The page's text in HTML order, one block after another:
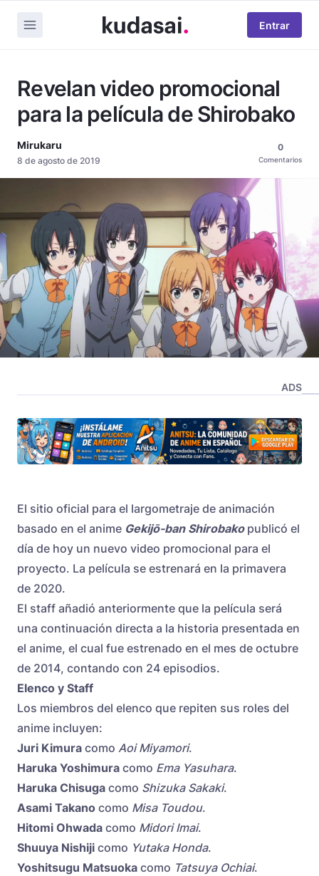
Entrar
Revelan video promocional
para la película de Shirobako
Mirukaru
8 de agosto de 2019
0
Comentarios
ADS
El sitio oficial para el largometraje de animación
basado en el anime Gekijō-ban Shirobakopublicó el
día de hoy un nuevo video promocional para el
proyecto. La película se estrenará en la primavera
de 2020.
El staff añadió anteriormente que la película será
una continuación directa a la historia presentada en
el anime, el cual fue estrenado en el mes de octubre
de 2014, contando con 24 episodios.
Elenco y Staff
Los miembros del elenco que repiten sus roles del
anime incluyen:
Juri Kimura como Aoi Miyamori.
Haruka Yoshimura como Ema Yasuhara.
Haruka Chisuga como Shizuka Sakaki.
Asami Takano como Misa Toudou.
Hitomi Ohwada como Midori Imai.
Shuuya Nishiji como Yutaka Honda.
Yoshitsugu Matsuoka como Tatsuya Ochiai.